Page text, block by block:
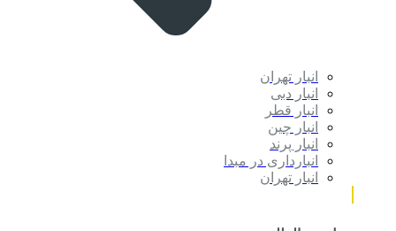
انبار تهران
انبار دبی
انبار قطر
انبار چین
انبار پرند
انبارداری در مبدا
انبار تهران